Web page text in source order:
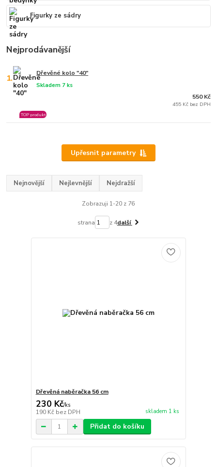
Figurky ze sádry
Nejprodávanější
1. Dřevěné kolo "40"
Skladem 7 ks
TOP produkt
550 Kč
455 Kč bez DPH
Upřesnit parametry
Nejnovější Nejlevnější Nejdražší
Zobrazuji 1-20 z 76
strana z 4další
Dřevěná naběračka 56 cm
230 Kč/ks
190 Kč bez DPH skladem 1 ks
Přidat do košíku